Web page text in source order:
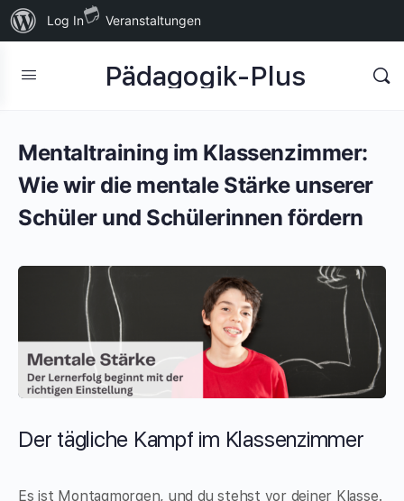
Über
WordPress
Log In Veranstaltungen
Pädagogik-Plus
Mentaltraining im Klassenzimmer:
Wie wir die mentale Stärke unserer
Schüler und Schülerinnen fördern
Der tägliche Kampf im Klassenzimmer
Es ist Montagmorgen, und du stehst vor deiner Klasse.